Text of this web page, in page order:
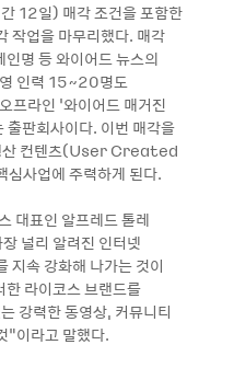
12일) 매각 조건을 포함한
작업을 마무리했다. 매각
명 등 와이어드 뉴스의
인력 15~20명도
프라인 ‘와이어드 매거진
판회사이다. 이번 매각을
산 컨텐츠(User Created
사업에 주력하게 된다.
대표인 알프레드 톨레
널리 알려진 인터넷
지속 강화해 나가는 것이
한 라이코스 브랜드를
강력한 동영상, 커뮤니티
”이라고 말했다.